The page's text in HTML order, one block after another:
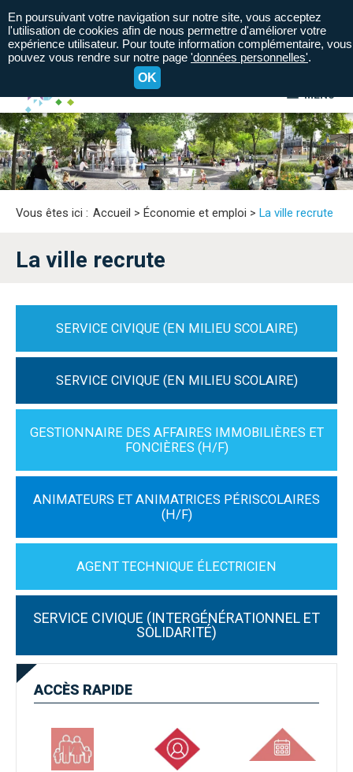
MENU
A= A- A+
Vous êtes ici : Accueil > Économie et emploi > La ville recrute
La ville recrute
SERVICE CIVIQUE (EN MILIEU SCOLAIRE)
SERVICE CIVIQUE (EN MILIEU SCOLAIRE)
GESTIONNAIRE DES AFFAIRES IMMOBILIÈRES ET
FONCIÈRES (H/F)
ANIMATEURS ET ANIMATRICES PÉRISCOLAIRES
(H/F)
AGENT TECHNIQUE ÉLECTRICIEN
SERVICE CIVIQUE (INTERGÉNÉRATIONNEL ET
SOLIDARITÉ)
ACCÈS RAPIDE
En poursuivant votre navigation sur notre site, vous acceptez
l'utilisation de cookies afin de nous permettre d'améliorer votre
expérience utilisateur. Pour toute information complémentaire, vous
pouvez vous rendre sur notre page 'données personnelles'.
OK